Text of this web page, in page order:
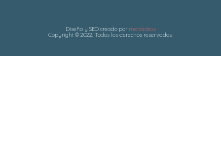
Diseño y SEO creado por mercedess
Copyright © 2022. Todos los derechos reservados.